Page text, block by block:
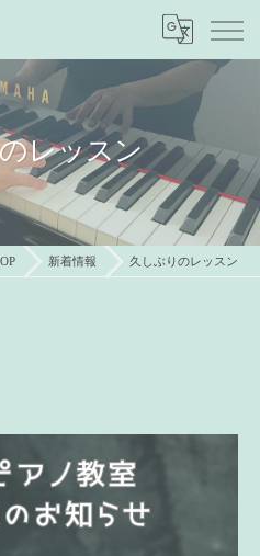
レッスン
新着情報 久しぶりのレッスン